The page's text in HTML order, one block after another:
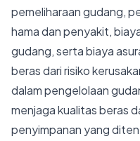
pemeliharaan gudang,
hama dan penyakit,
gudang, serta biaya
beras dari risiko
dalam pengelolaan
menjaga kualitas beras
penyimpanan yang